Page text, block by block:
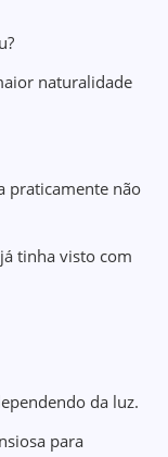
naturalidade
praticamente não
tinha visto com
da luz.
para